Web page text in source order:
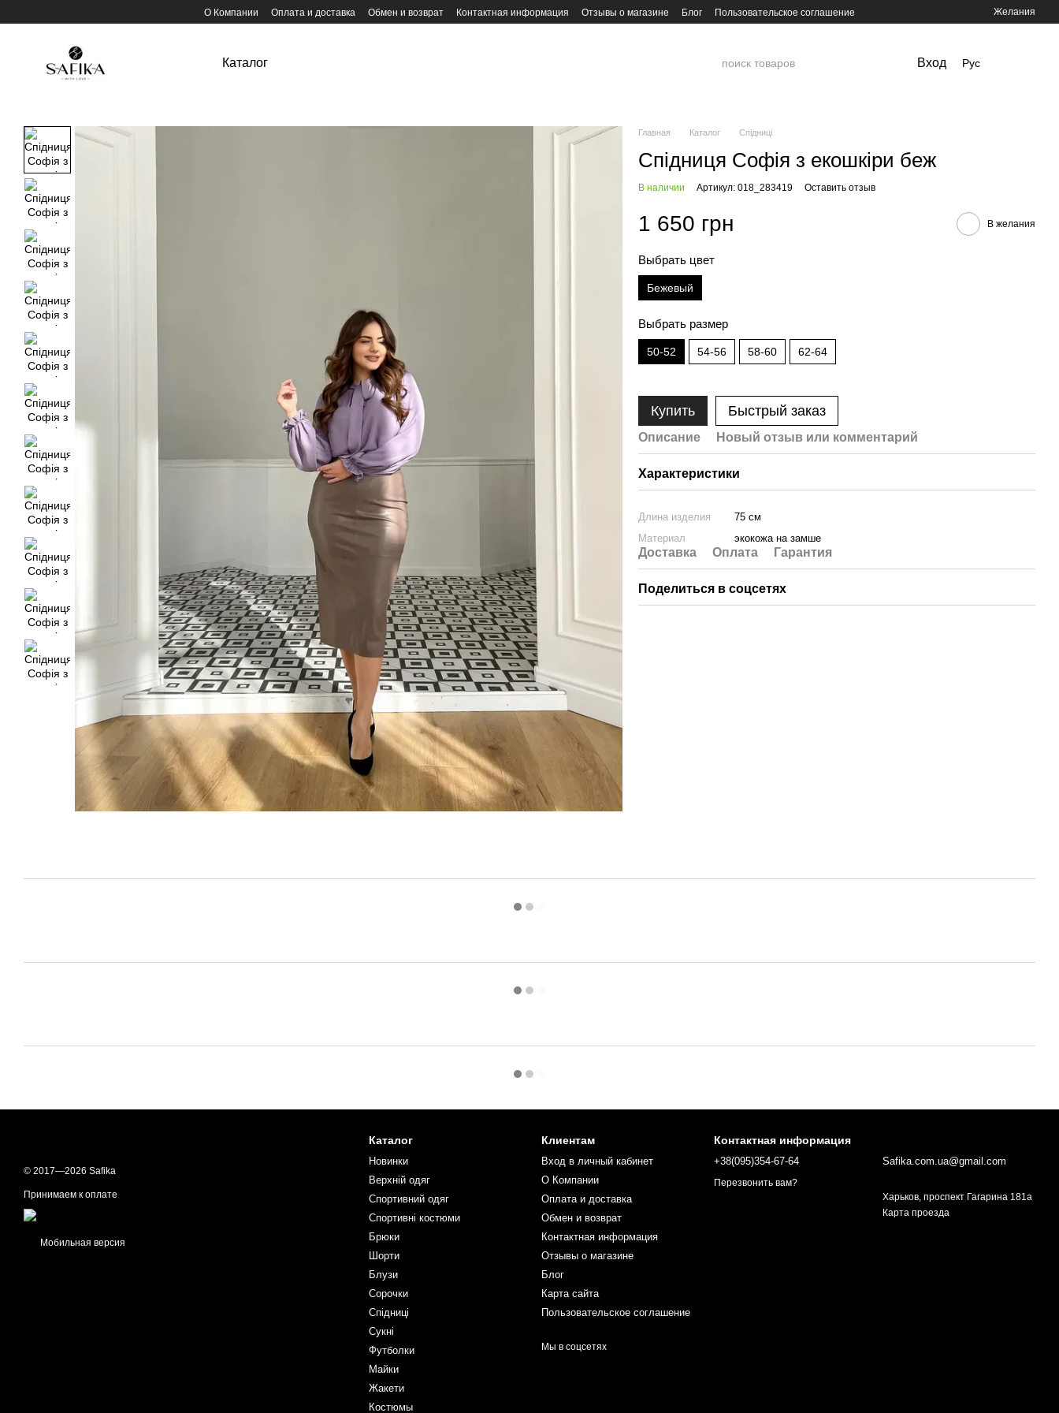
О Компании Оплата и доставка Обмен и возврат Контактная информация Отзывы о магазине Блог Пользовательское соглашение Желания
Каталог Вход Рус
Главная Каталог Спідниці
Спідниця Софія з екошкіри беж
В наличии Артикул: 018_283419 Оставить отзыв
1 650 грн В желания
Выбрать цвет
Бежевый
Выбрать размер
50-52 54-56 58-60 62-64
Купить Быстрый заказ
Описание Новый отзыв или комментарий
Характеристики
Длина изделия
75 см
Материал
экокожа на замше
Доставка Оплата Гарантия
Поделиться в соцсетях
© 2017—2026 Safika
Принимаем к оплате
Мобильная версия
Каталог
Новинки
Верхній одяг
Спортивний одяг
Спортивні костюми
Брюки
Шорти
Блузи
Сорочки
Спідниці
Сукні
Футболки
Майки
Жакети
Костюмы
Клиентам
Вход в личный кабинет
О Компании
Оплата и доставка
Обмен и возврат
Контактная информация
Отзывы о магазине
Блог
Карта сайта
Пользовательское соглашение
Мы в соцсетях
Контактная информация
+38(095)354-67-64
Перезвонить вам?
Safika.com.ua@gmail.com
Харьков, проспект Гагарина 181а
Карта проезда